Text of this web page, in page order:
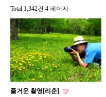
Total 1,342건 4 페이지
즐거운 촬영[리춘]